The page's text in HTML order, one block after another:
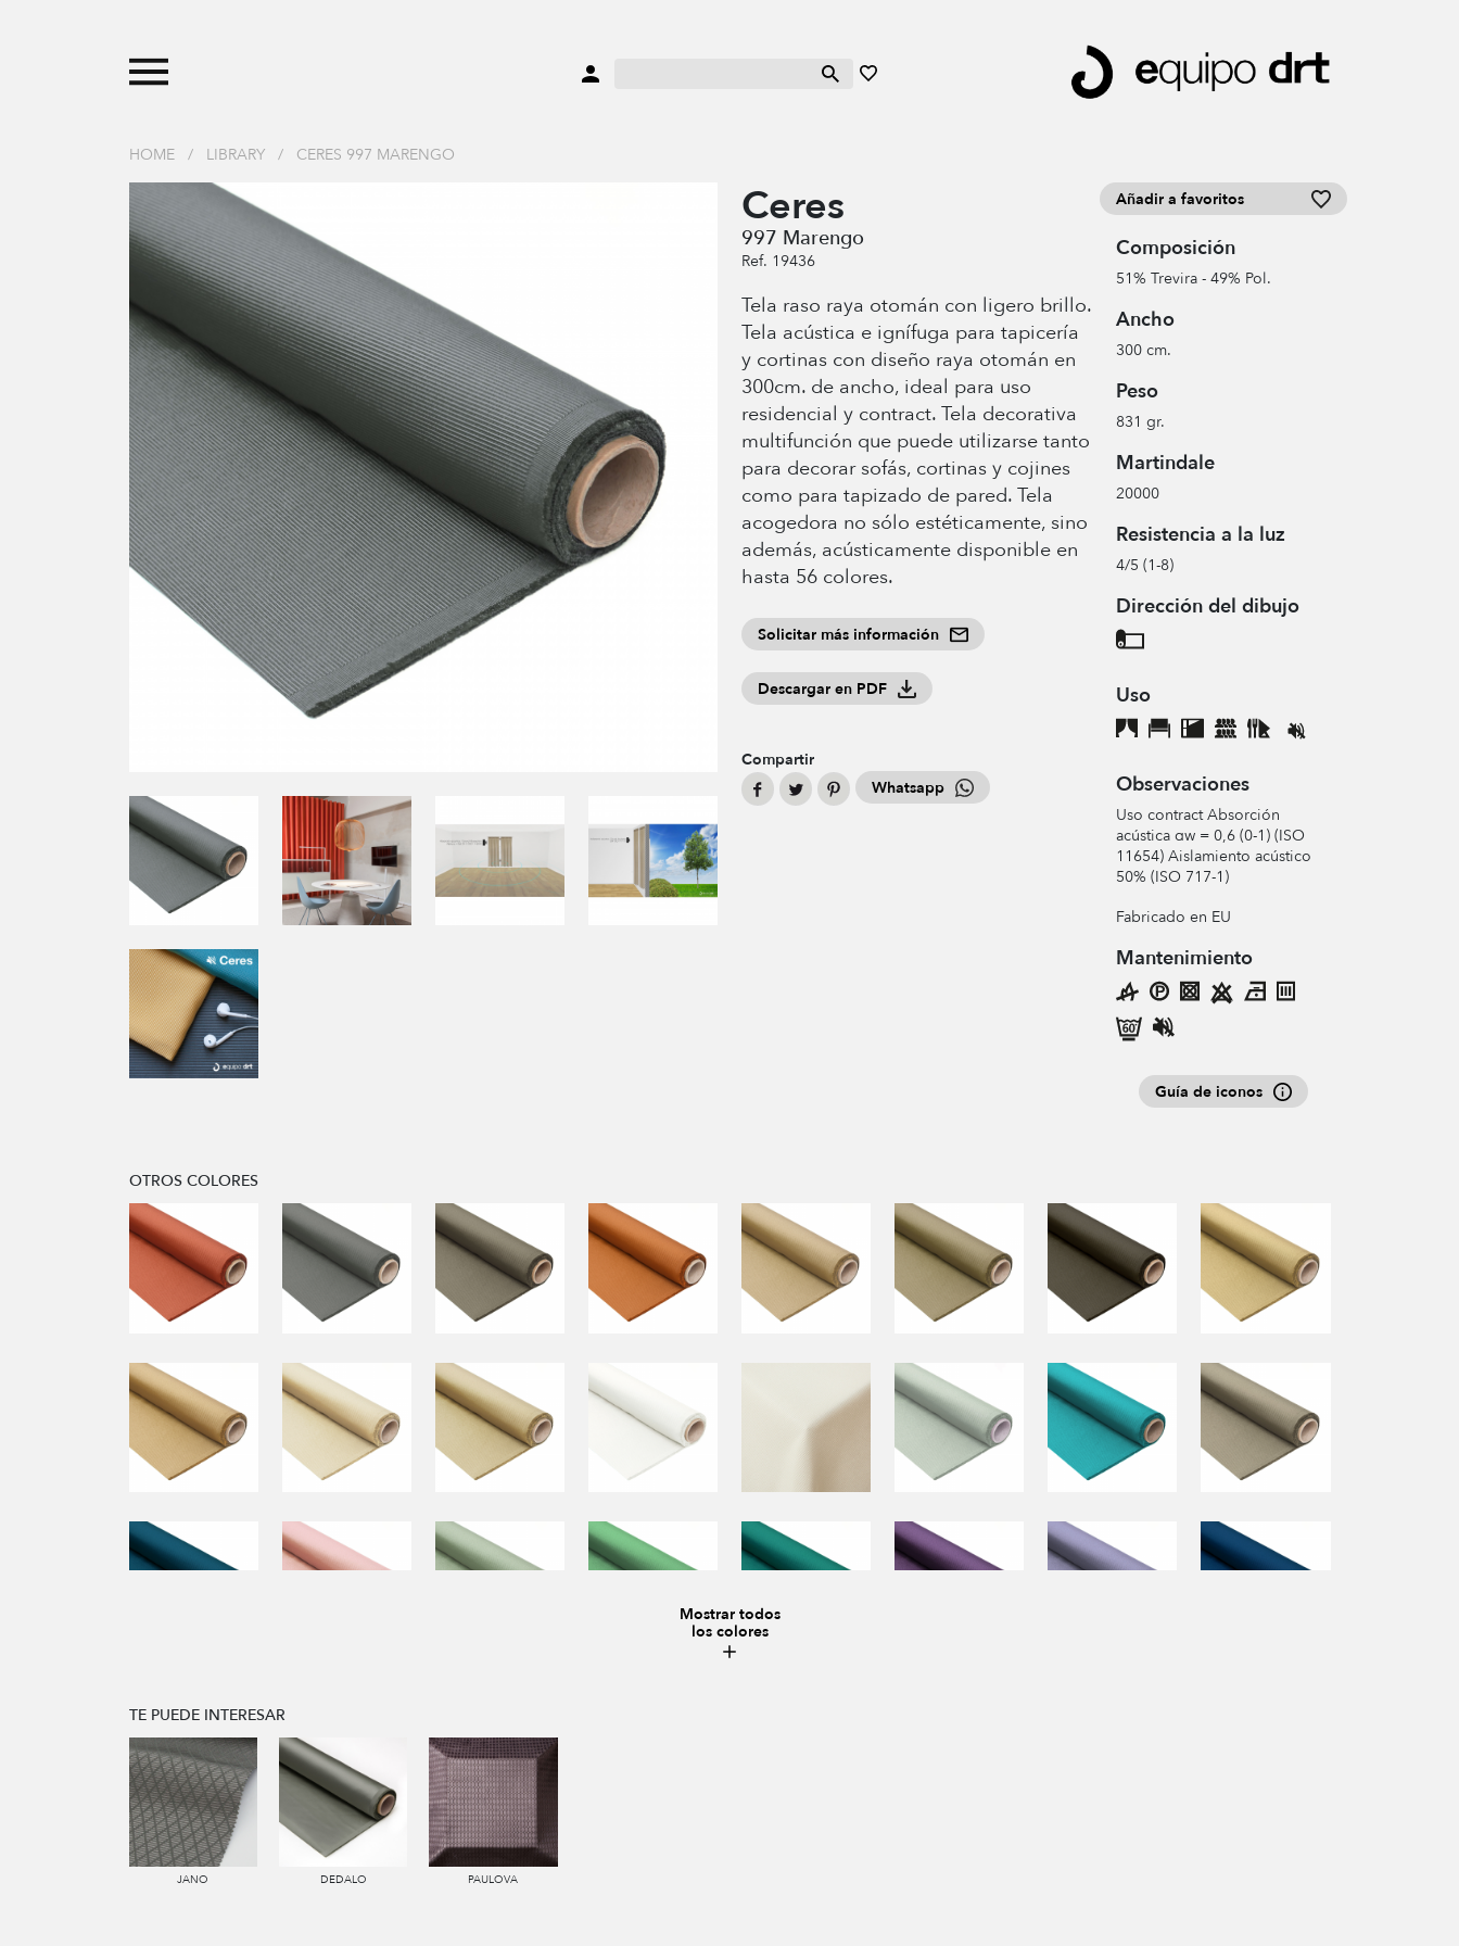
HOME / LIBRARY / CERES 997 MARENGO
Ceres
997 Marengo
Ref. 19436
Tela raso raya otomán con ligero brillo.
Tela acústica e ignífuga para tapicería
y cortinas con diseño raya otomán en
300cm. de ancho, ideal para uso
residencial y contract. Tela decorativa
multifunción que puede utilizarse tanto
para decorar sofás, cortinas y cojines
como para tapizado de pared. Tela
acogedora no sólo estéticamente, sino
además, acústicamente disponible en
hasta 56 colores.
Solicitar más información
Descargar en PDF
Compartir
Whatsapp
Añadir a favoritos
Composición
51% Trevira - 49% Pol.
Ancho
300 cm.
Peso
831 gr.
Martindale
20000
Resistencia a la luz
4/5 (1-8)
Dirección del dibujo
Uso
Observaciones
Uso contract Absorción
acústica αw = 0,6 (0-1) (ISO
11654) Aislamiento acústico
50% (ISO 717-1)
Fabricado en EU
Mantenimiento
Guía de iconos
OTROS COLORES
Mostrar todos
los colores
TE PUEDE INTERESAR
JANO DEDALO PAULOVA